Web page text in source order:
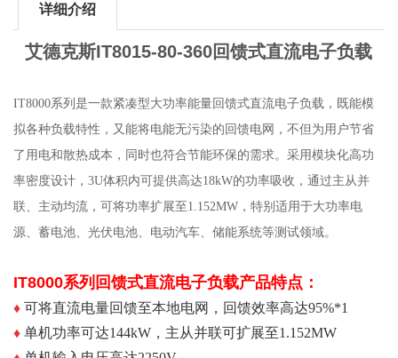
详细介绍
艾德克斯IT8015-80-360回馈式直流电子负载
IT8000系列是一款紧凑型大功率能量回馈式直流电子负载，既能模
拟各种负载特性，又能将电能无污染的回馈电网，不但为用户节省
了用电和散热成本，同时也符合节能环保的需求。采用模块化高功
率密度设计，3U体积内可提供高达18kW的功率吸收，通过主从并
联、主动均流，可将功率扩展至1.152MW，特别适用于大功率电
源、蓄电池、光伏电池、电动汽车、储能系统等测试领域。
IT8000系列回馈式直流电子负载产品特点：
♦ 可将直流电量回馈至本地电网，回馈效率高达95%*1
♦ 单机功率可达144kW，主从并联可扩展至1.152MW